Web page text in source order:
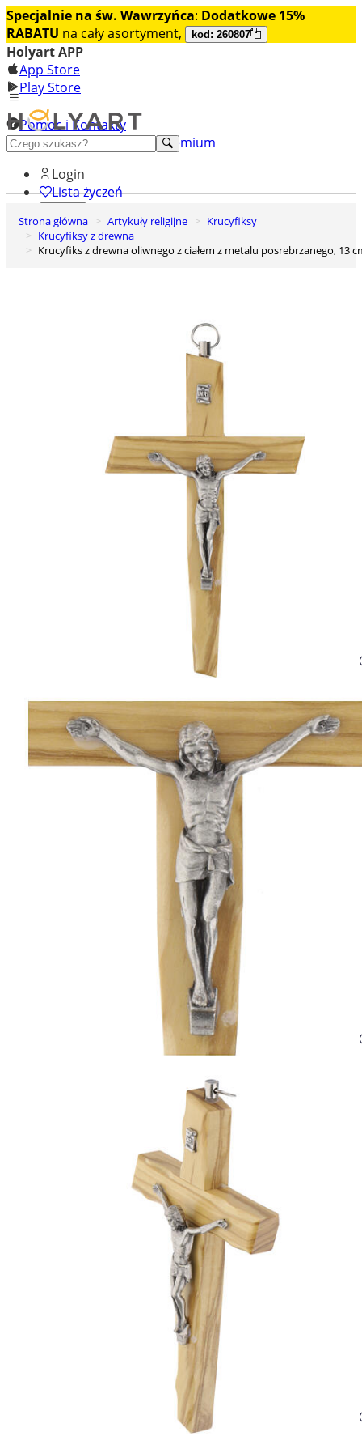
Specjalnie na św. Wawrzyńca: Dodatkowe 15%
RABATU na cały asortyment, kod: 260807
Holyart APP
App Store
Play Store
Pomoc i Kontakty
+48 222 922 860
Odkryj premium
Login
Lista życzeń
0
Koszyk
Strona główna Artykuły religijne
Krucyfiksy
Krucyfiksy z drewna
Krucyfiks z drewna oliwnego z ciałem z metalu posrebrzanego, 13